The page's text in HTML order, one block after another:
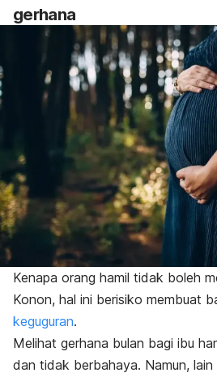
gerhana
Kenapa orang hamil tidak boleh
Konon, hal ini berisiko membuat
keguguran.
Melihat gerhana bulan bagi ibu
dan tidak berbahaya. Namun,